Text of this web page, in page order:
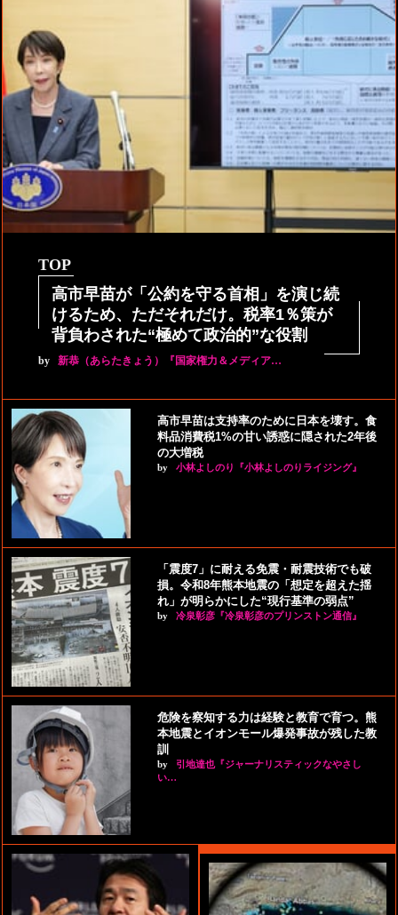
TOP
高市早苗が「公約を守る首相」を演じ続
けるため、ただそれだけ。税率1％策が
背負わされた“極めて政治的”な役割
by 新恭（あらたきょう）『国家権力＆メディア…
高市早苗は支持率のために日本を壊す。食
料品消費税1%の甘い誘惑に隠された2年後
の大増税
by 小林よしのり『小林よしのりライジング』
「震度7」に耐える免震・耐震技術でも破
損。令和8年熊本地震の「想定を超えた揺
れ」が明らかにした“現行基準の弱点”
by 冷泉彰彦『冷泉彰彦のプリンストン通信』
危険を察知する力は経験と教育で育つ。熊
本地震とイオンモール爆発事故が残した教
訓
by
引地達也『ジャーナリスティックなやさし
い…